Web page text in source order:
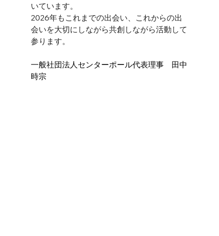
いています。
2026年もこれまでの出会い、これからの出
会いを大切にしながら共創しながら活動して
参ります。
一般社団法人センターポール代表理事　田中
時宗